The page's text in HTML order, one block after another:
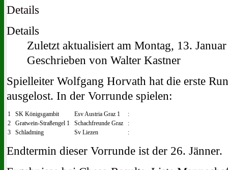
Details
Details
Zuletzt aktualisiert am Montag, 13.
Geschrieben von Walter Kastner
Spielleiter Wolfgang Horvath hat die erste
ausgelost. In der Vorrunde spielen:
1 SK Königsgambit Esv Austria Graz 1
:
2
Gratwein-Straßengel 1 Schachfreunde Graz
:
3
Schladming Sv Liezen :
Endtermin dieser Vorrunde ist der 26. Jänner.